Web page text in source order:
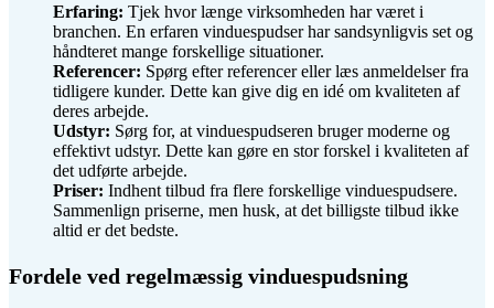
Erfaring: Tjek hvor længe virksomheden har været i
branchen. En erfaren vinduespudser har sandsynligvis set og
håndteret mange forskellige situationer.
Referencer: Spørg efter referencer eller læs anmeldelser fra
tidligere kunder. Dette kan give dig en idé om kvaliteten af
deres arbejde.
Udstyr: Sørg for, at vinduespudseren bruger moderne og
effektivt udstyr. Dette kan gøre en stor forskel i kvaliteten af
det udførte arbejde.
Priser: Indhent tilbud fra flere forskellige vinduespudsere.
Sammenlign priserne, men husk, at det billigste tilbud ikke
altid er det bedste.
Fordele ved regelmæssig vinduespudsning